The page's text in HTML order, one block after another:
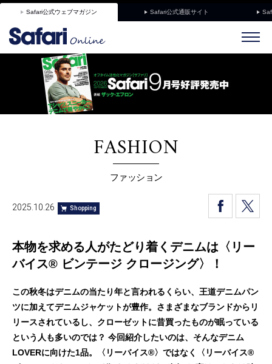
Safari公式ウェブマガジン Safari公式通販サイト
FASHION
ファッション
2025.10.26 Shopping
本物を求める人がたどり着くデニムは〈リー
バイス® ビンテージ クロージング〉！
この秋冬はデニムの当たり年と言われるくらい、王道デニムパン
ツに加えてデニムジャケットが豊作。さまざまなブランドからリ
リースされているし、クローゼットに昔買ったものが眠っている
という人も多いのでは？ 今回紹介したいのは、そんなデニム
LOVERに向けた1品。〈リーバイス®〉ではなく〈リーバイス®